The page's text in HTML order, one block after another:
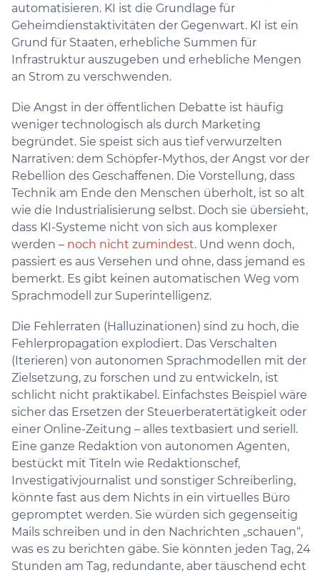
automatisieren. KI ist die Grundlage für
Geheimdienstaktivitäten der Gegenwart. KI ist ein
Grund für Staaten, erhebliche Summen für
Infrastruktur auszugeben und erhebliche Mengen
an Strom zu verschwenden.
Die Angst in der öffentlichen Debatte ist häufig
weniger technologisch als durch Marketing
begründet. Sie speist sich aus tief verwurzelten
Narrativen: dem Schöpfer-Mythos, der Angst vor der
Rebellion des Geschaffenen. Die Vorstellung, dass
Technik am Ende den Menschen überholt, ist so alt
wie die Industrialisierung selbst. Doch sie übersieht,
dass KI-Systeme nicht von sich aus komplexer
werden – noch nicht zumindest. Und wenn doch,
passiert es aus Versehen und ohne, dass jemand es
bemerkt. Es gibt keinen automatischen Weg vom
Sprachmodell zur Superintelligenz.
Die Fehlerraten (Halluzinationen) sind zu hoch, die
Fehlerpropagation explodiert. Das Verschalten
(Iterieren) von autonomen Sprachmodellen mit der
Zielsetzung, zu forschen und zu entwickeln, ist
schlicht nicht praktikabel. Einfachstes Beispiel wäre
sicher das Ersetzen der Steuerberatertätigkeit oder
einer Online-Zeitung – alles textbasiert und seriell.
Eine ganze Redaktion von autonomen Agenten,
bestückt mit Titeln wie Redaktionschef,
Investigativjournalist und sonstiger Schreiberling,
könnte fast aus dem Nichts in ein virtuelles Büro
gepromptet werden. Sie würden sich gegenseitig
Mails schreiben und in den Nachrichten „schauen“,
was es zu berichten gäbe. Sie könnten jeden Tag, 24
Stunden am Tag, redundante, aber täuschend echt